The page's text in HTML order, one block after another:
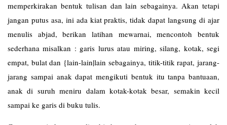
memperkirakan bentuk tulisan dan lain sebagainya. Akan tetapi
jangan putus asa, ini ada kiat praktis, tidak dapat langsung di ajar
menulis abjad, berikan latihan mewarnai, mencontoh bentuk
sederhana misalkan : garis lurus atau miring, silang, kotak, segi
empat, bulat dan {lain-lain|lain sebagainya, titik-titik rapat, jarang-
jarang sampai anak dapat mengikuti bentuk itu tanpa bantuaan,
anak di suruh meniru dalam kotak-kotak besar, semakin kecil
sampai ke garis di buku tulis.